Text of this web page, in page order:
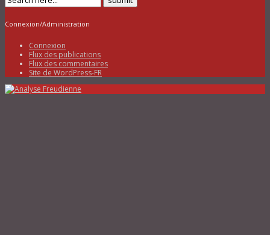
Connexion/Administration
Connexion
Flux des publications
Flux des commentaires
Site de WordPress-FR